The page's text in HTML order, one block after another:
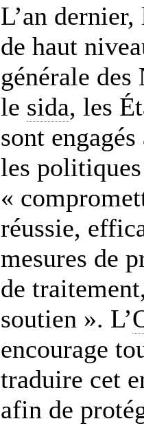
L’an
de haut
générale
le sida, les
sont
les
«
réussie,
mesures de
de
soutien ». L’
encourage
traduire cet
afin de